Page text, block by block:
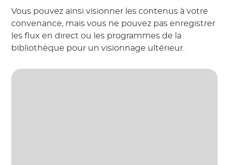
Vous pouvez ainsi visionner les contenus à votre
convenance, mais vous ne pouvez pas enregistrer
les flux en direct ou les programmes de la
bibliothèque pour un visionnage ultérieur.